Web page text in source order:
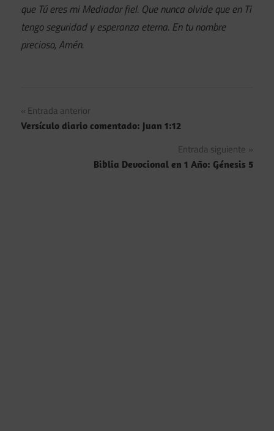
que Tú eres mi Mediador fiel. Que nunca olvide que en Ti
tengo seguridad y esperanza eterna. En tu nombre
precioso, Amén.
Navegación
de
Entrada anterior
Versículo diario comentado: Juan 1:12
Entrada siguiente
Biblia Devocional en 1 Año: Génesis 5